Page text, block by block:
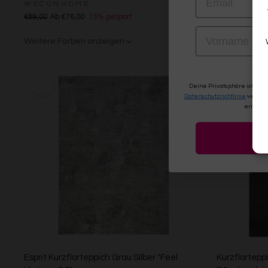
€89,00 Ab €76,00 15% gespart
Weitere
Esprit Kurzflorteppich Grau Silber "Feel
VORNAME
Deine Privatsphäre ist uns
Datenschutzrichtlinie